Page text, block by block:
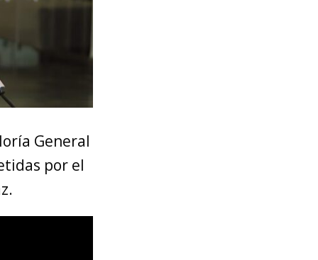
General
por el